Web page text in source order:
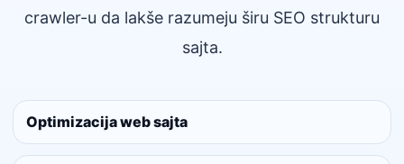
crawler-u da lakše razumeju širu SEO strukturu
sajta.
Optimizacija web sajta